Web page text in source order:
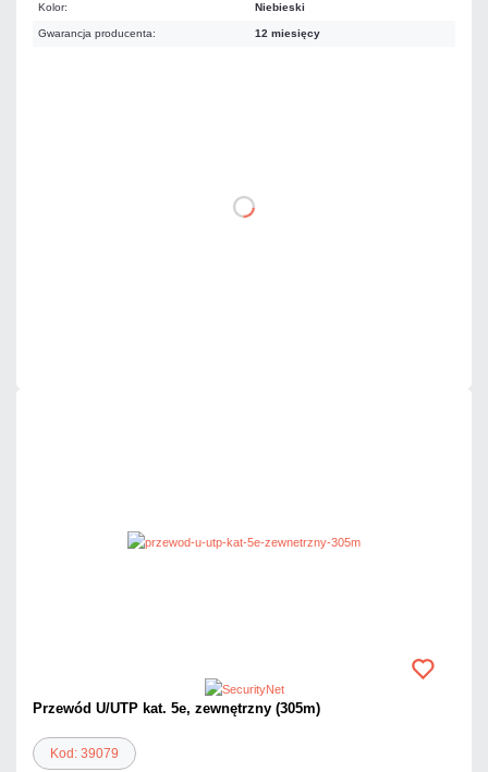
Kolor: Niebieski
Gwarancja producenta: 12 miesięcy
DO KOSZYKA
Przewód U/UTP kat. 5e, zewnętrzny (305m)
Kod: 39079